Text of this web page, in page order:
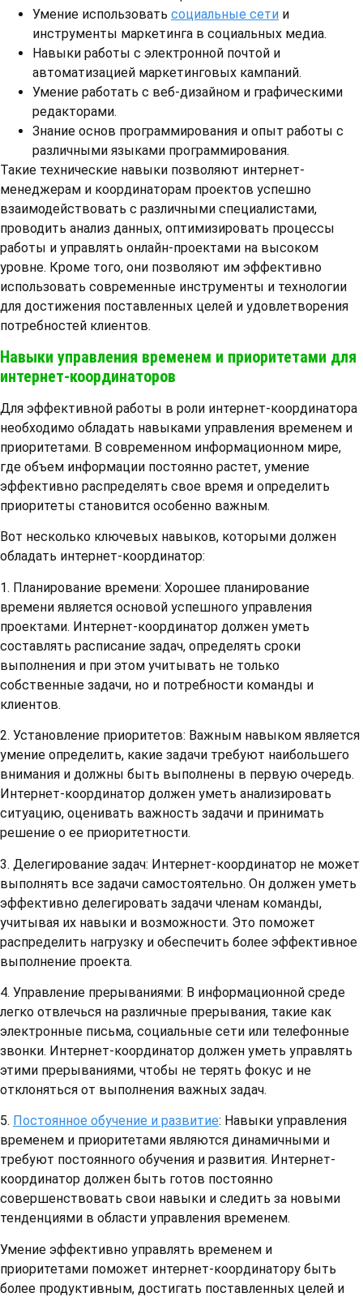
Умение использовать социальные сети и
инструменты маркетинга в социальных медиа.
Навыки работы с электронной почтой и
автоматизацией маркетинговых кампаний.
Умение работать с веб-дизайном и графическими
редакторами.
Знание основ программирования и опыт работы с
различными языками программирования.
Такие технические навыки позволяют интернет-
менеджерам и координаторам проектов успешно
взаимодействовать с различными специалистами,
проводить анализ данных, оптимизировать процессы
работы и управлять онлайн-проектами на высоком
уровне. Кроме того, они позволяют им эффективно
использовать современные инструменты и технологии
для достижения поставленных целей и удовлетворения
потребностей клиентов.
Навыки управления временем и приоритетами для
интернет-координаторов
Для эффективной работы в роли интернет-координатора
необходимо обладать навыками управления временем и
приоритетами. В современном информационном мире,
где объем информации постоянно растет, умение
эффективно распределять свое время и определить
приоритеты становится особенно важным.
Вот несколько ключевых навыков, которыми должен
обладать интернет-координатор:
1. Планирование времени: Хорошее планирование
времени является основой успешного управления
проектами. Интернет-координатор должен уметь
составлять расписание задач, определять сроки
выполнения и при этом учитывать не только
собственные задачи, но и потребности команды и
клиентов.
2. Установление приоритетов: Важным навыком является
умение определить, какие задачи требуют наибольшего
внимания и должны быть выполнены в первую очередь.
Интернет-координатор должен уметь анализировать
ситуацию, оценивать важность задачи и принимать
решение о ее приоритетности.
3. Делегирование задач: Интернет-координатор не может
выполнять все задачи самостоятельно. Он должен уметь
эффективно делегировать задачи членам команды,
учитывая их навыки и возможности. Это поможет
распределить нагрузку и обеспечить более эффективное
выполнение проекта.
4. Управление прерываниями: В информационной среде
легко отвлечься на различные прерывания, такие как
электронные письма, социальные сети или телефонные
звонки. Интернет-координатор должен уметь управлять
этими прерываниями, чтобы не терять фокус и не
отклоняться от выполнения важных задач.
5. Постоянное обучение и развитие: Навыки управления
временем и приоритетами являются динамичными и
требуют постоянного обучения и развития. Интернет-
координатор должен быть готов постоянно
совершенствовать свои навыки и следить за новыми
тенденциями в области управления временем.
Умение эффективно управлять временем и
приоритетами поможет интернет-координатору быть
более продуктивным, достигать поставленных целей и